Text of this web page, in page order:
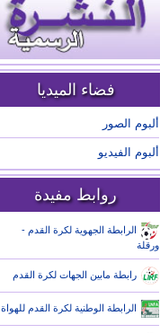
فضاء الميديا
ألبوم الصور
ألبوم الفيديو
روابط مفيدة
الرابطة الجهوية لكرة القدم -
ورقلة
رابطة مابين الجهات لكرة القدم
الرابطة الوطنية لكرة القدم للهواة